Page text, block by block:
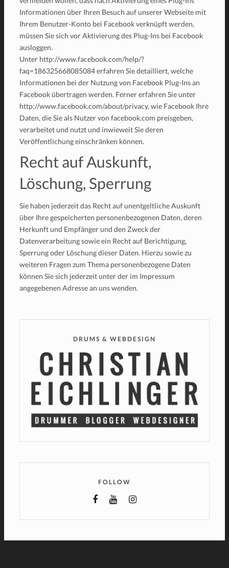
Informationen über Ihren Besuch auf unserer Webseite mit
Ihrem Benutzer-Konto bei Facebook verknüpft werden,
müssen Sie sich vor Aktivierung des Plug-Ins bei Facebook
ausloggen.
Unter http://www.facebook.com/help/?
faq=186325668085084 erfahren Sie detailliert, welche
Informationen bei der Nutzung von Facebook Plug-Ins an
Facebook übertragen werden. Ferner erfahren Sie unter
http://www.facebook.com/about/privacy, wie Facebook Ihre
Daten, die Sie als Nutzer von facebook.com preisgeben,
verarbeitet und nutzt und inwieweit Sie deren
Veröffentlichung einschränken können.
Recht auf Auskunft,
Löschung, Sperrung
Sie haben jederzeit das Recht auf unentgeltliche Auskunft
über Ihre gespeicherten personenbezogenen Daten, deren
Herkunft und Empfänger und den Zweck der
Datenverarbeitung sowie ein Recht auf Berichtigung,
Sperrung oder Löschung dieser Daten. Hierzu sowie zu
weiteren Fragen zum Thema personenbezogene Daten
können Sie sich jederzeit unter der im Impressum
angegebenen Adresse an uns wenden.
DRUMS & WEBDESIGN
FOLLOW